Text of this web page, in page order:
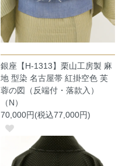
銀座【H-1313】栗山工房製 麻
地 型染 名古屋帯 紅掛空色 芙
蓉の図（反端付・落款入）
（N）
70,000円(税込77,000円)